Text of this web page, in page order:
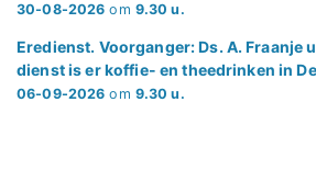
30-08-2026 om 9.30 u.
Eredienst. Voorganger: Ds. A. Fraanje
dienst is er koffie- en theedrinken in
06-09-2026 om 9.30 u.